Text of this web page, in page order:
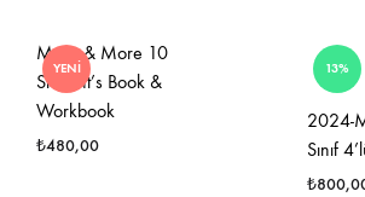
YENI
More & More 10
Student’s Book &
Workbook
₺480,00
13%
2024-
Sınıf
₺